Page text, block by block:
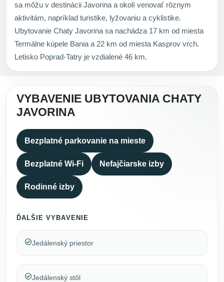
sa môžu v destinácii Javorina a okolí venovať rôznym
aktivitám, napríklad turistike, lyžovaniu a cyklistike.
Ubytovanie Chaty Javorina sa nachádza 17 km od miesta
Termálne kúpele Bania a 22 km od miesta Kasprov vrch.
Letisko Poprad-Tatry je vzdialené 46 km.
VYBAVENIE UBYTOVANIA CHATY
JAVORINA
Bezplatné parkovanie na mieste
Bezplatné Wi-Fi Nefajčiarske izby
Rodinné izby
ĎALŠIE VYBAVENIE
Jedálenský priestor
Jedálenský stôl